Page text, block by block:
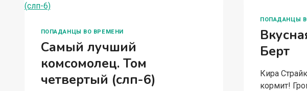
ПОПАДАНЦЫ ВО ВРЕМЕНИ
Самый лучший
комсомолец. Том
четвертый (слп-6)
ПОПАДАНЦЫ
Берт
Кира
кормит!